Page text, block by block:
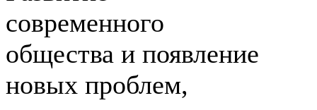
современного
общества и появление
новых проблем,